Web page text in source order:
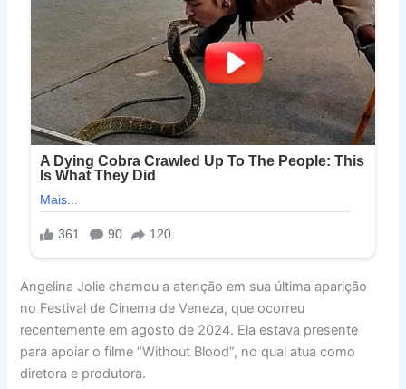
Angelina Jolie chamou a atenção em sua última aparição
no Festival de Cinema de Veneza, que ocorreu
recentemente em agosto de 2024. Ela estava presente
para apoiar o filme “Without Blood”, no qual atua como
diretora e produtora.